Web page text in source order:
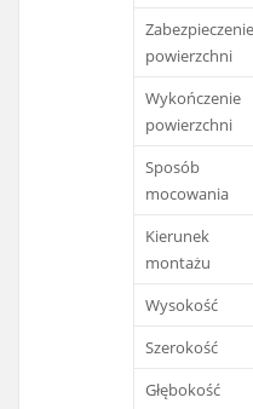
Zabezpieczenie
powierzchni
Wykończenie
powierzchni
Sposób
mocowania
Kierunek
montażu
Wysokość
Szerokość
Głębokość